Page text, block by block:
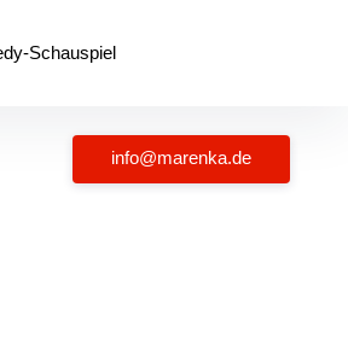
Schauspiel
info@marenka.de